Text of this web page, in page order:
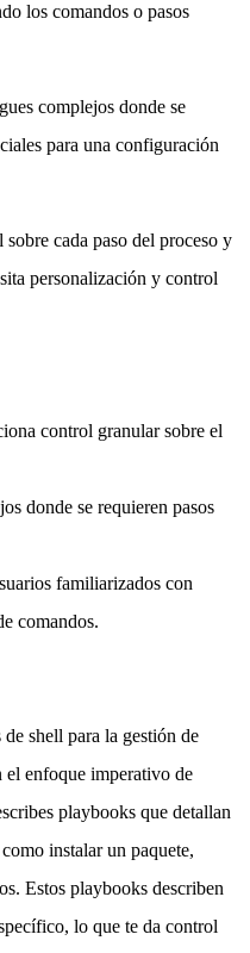
los comandos o pasos
complejos donde se
para una configuración
cada paso del proceso y
personalización y control
control granular sobre el
donde se requieren pasos
familiarizados con
comandos.
shell para la gestión de
el enfoque imperativo de
playbooks que detallan
instalar un paquete,
Estos playbooks describen
lo que te da control